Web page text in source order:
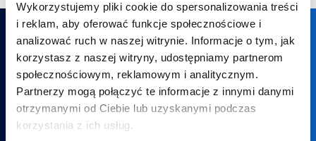
Wykorzystujemy pliki cookie do spersonalizowania treści
i reklam, aby oferować funkcje społecznościowe i
analizować ruch w naszej witrynie. Informacje o tym, jak
korzystasz z naszej witryny, udostępniamy partnerom
społecznościowym, reklamowym i analitycznym.
Partnerzy mogą połączyć te informacje z innymi danymi
otrzymanymi od Ciebie lub uzyskanymi podczas
korzystania z ich usług.17 250 26 37